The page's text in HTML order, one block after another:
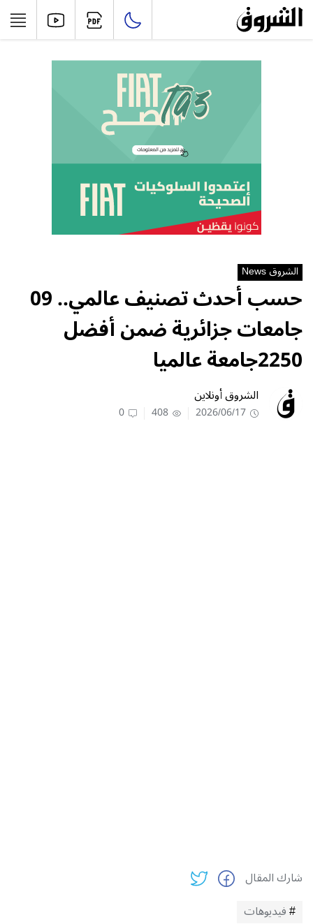
الشروق News
حسب أحدث تصنيف عالمي.. 09
جامعات جزائرية ضمن أفضل
2250جامعة عالميا
الشروق أونلاين
2026/06/17
408
0
شارك المقال
فيديوهات